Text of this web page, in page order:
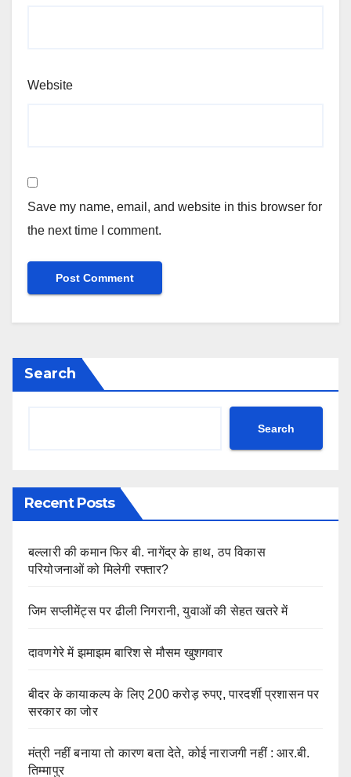
Website
Save my name, email, and website in this browser for
the next time I comment.
Search
Search
Recent Posts
बल्लारी की कमान फिर बी. नागेंद्र के हाथ, ठप विकास
परियोजनाओं को मिलेगी रफ्तार?
जिम सप्लीमेंट्स पर ढीली निगरानी, युवाओं की सेहत खतरे में
दावणगेरे में झमाझम बारिश से मौसम खुशगवार
बीदर के कायाकल्प के लिए 200 करोड़ रुपए, पारदर्शी प्रशासन पर
सरकार का जोर
मंत्री नहीं बनाया तो कारण बता देते, कोई नाराजगी नहीं : आर.बी.
तिम्मापुर